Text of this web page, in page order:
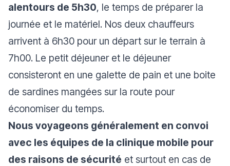
alentours de 5h30, le temps de préparer la
journée et le matériel. Nos deux chauffeurs
arrivent à 6h30 pour un départ sur le terrain à
7h00. Le petit déjeuner et le déjeuner
consisteront en une galette de pain et une boite
de sardines mangées sur la route pour
économiser du temps.
Nous voyageons généralement en convoi
avec les équipes de la clinique mobile pour
des raisons de sécurité et surtout en cas de